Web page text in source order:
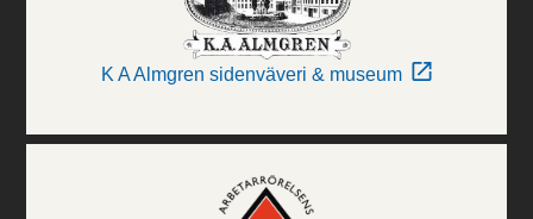
K A Almgren sidenväveri & museum